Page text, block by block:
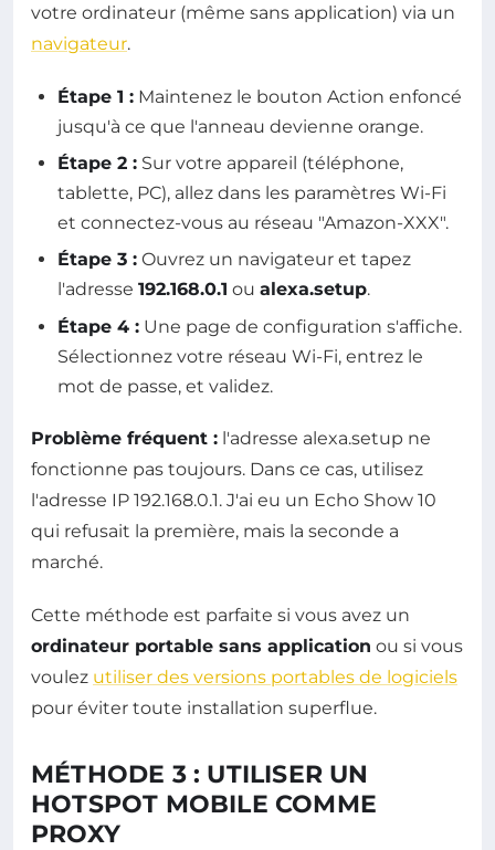
votre ordinateur (même sans application) via un
navigateur.
Étape 1 : Maintenez le bouton Action enfoncé
jusqu'à ce que l'anneau devienne orange.
Étape 2 : Sur votre appareil (téléphone,
tablette, PC), allez dans les paramètres Wi-Fi
et connectez-vous au réseau "Amazon-XXX".
Étape 3 : Ouvrez un navigateur et tapez
l'adresse 192.168.0.1 ou alexa.setup.
Étape 4 : Une page de configuration s'affiche.
Sélectionnez votre réseau Wi-Fi, entrez le
mot de passe, et validez.
Problème fréquent : l'adresse alexa.setup ne
fonctionne pas toujours. Dans ce cas, utilisez
l'adresse IP 192.168.0.1. J'ai eu un Echo Show 10
qui refusait la première, mais la seconde a
marché.
Cette méthode est parfaite si vous avez un
ordinateur portable sans application ou si vous
voulez utiliser des versions portables de logiciels
pour éviter toute installation superflue.
MÉTHODE 3 : UTILISER UN
HOTSPOT MOBILE COMME
PROXY